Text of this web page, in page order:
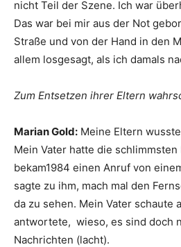
nicht Teil der Szene. Ich war
Das war bei mir aus der Not
Straße und von der Hand in den
allem losgesagt, als ich damals
Zum Entsetzen ihrer Eltern
Marian Gold: Meine Eltern
Mein Vater hatte die
bekam1984 einen Anruf von
sagte zu ihm, mach mal den
da zu sehen. Mein Vater schaute
antwortete, wieso, es sind doch
Nachrichten (lacht).